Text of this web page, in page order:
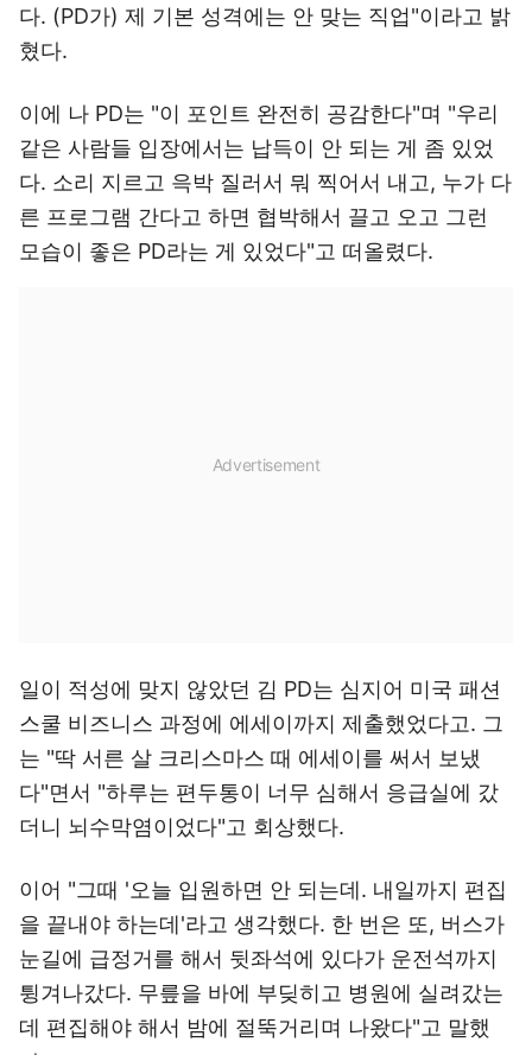
다. (PD가) 제 기본 성격에는 안 맞는 직업"이라고 밝
혔다.
이에 나 PD는 "이 포인트 완전히 공감한다"며 "우리
같은 사람들 입장에서는 납득이 안 되는 게 좀 있었
다. 소리 지르고 윽박 질러서 뭐 찍어서 내고, 누가 다
른 프로그램 간다고 하면 협박해서 끌고 오고 그런
모습이 좋은 PD라는 게 있었다"고 떠올렸다.
일이 적성에 맞지 않았던 김 PD는 심지어 미국 패션
스쿨 비즈니스 과정에 에세이까지 제출했었다고. 그
는 "딱 서른 살 크리스마스 때 에세이를 써서 보냈
다"면서 "하루는 편두통이 너무 심해서 응급실에 갔
더니 뇌수막염이었다"고 회상했다.
이어 "그때 '오늘 입원하면 안 되는데. 내일까지 편집
을 끝내야 하는데'라고 생각했다. 한 번은 또, 버스가
눈길에 급정거를 해서 뒷좌석에 있다가 운전석까지
튕겨나갔다. 무릎을 바에 부딪히고 병원에 실려갔는
데 편집해야 해서 밤에 절뚝거리며 나왔다"고 말했